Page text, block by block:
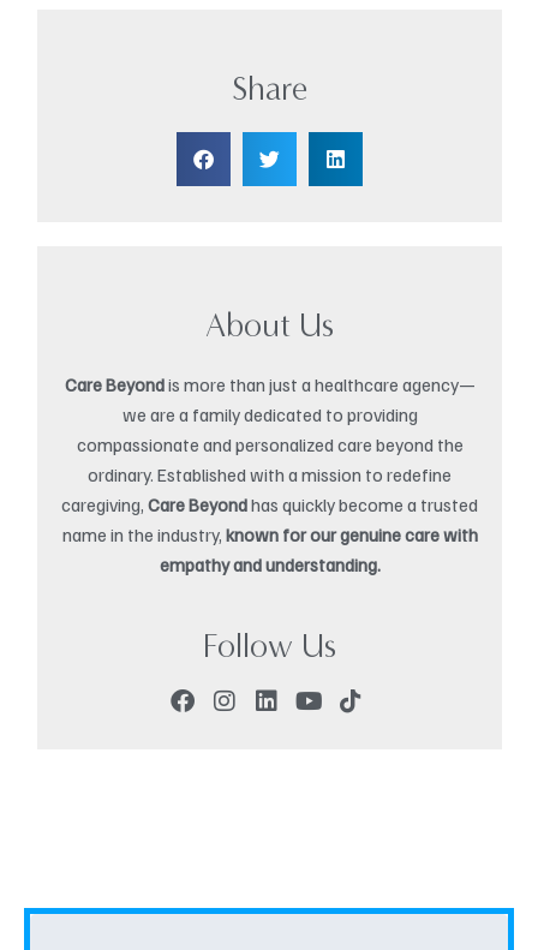
Share
About Us
Care Beyondis more than just a healthcare agency—
we are a family dedicated to providing
compassionate and personalized care beyond the
ordinary. Established with a mission to redefine
caregiving, Care Beyondhas quickly become a trusted
name in the industry, known for our genuine care with
empathy and understanding.
Follow Us